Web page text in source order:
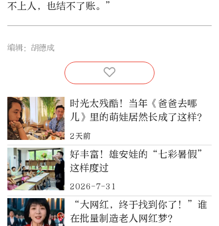
不上人，也结不了账。”
编辑：胡德成
时光太残酷！当年《爸爸去哪
儿》里的萌娃居然长成了这样？
2天前
好丰富！雄安娃的“七彩暑假”
这样度过
2026-7-31
“大网红，终于找到你了！”谁
在批量制造老人网红梦？